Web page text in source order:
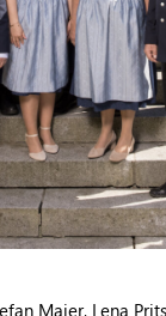
Maier, Lena